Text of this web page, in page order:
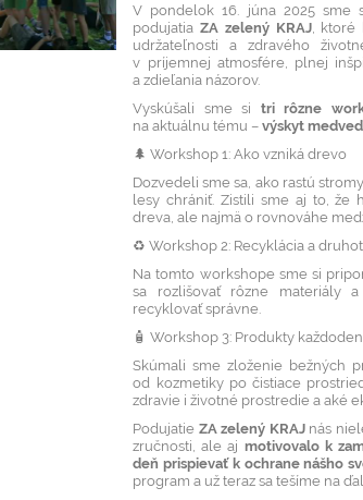
V pondelok 16. júna 2025
podujatiaZA zelený KRAJ, ktoré
udržateľnosti a zdravého
v príjemnej atmosfére, plnej
a zdieľania názorov.
Vyskúšali sme si tri rôzne
na aktuálnu tému –výskyt
🌲 Workshop 1: Ako vzniká drevo
Dozvedeli sme sa, ako rastú
lesy chrániť. Zistili sme aj to, že
dreva, ale najmä o rovnováhe
♻️ Workshop 2: Recyklácia a
Na tomto workshope sme si
sa rozlišovať rôzne materiály
recyklovať správne.
🧴 Workshop 3: Produkty
Skúmali sme zloženie bežných
od kozmetiky po čistiace
zdravie i životné prostredie a aké
Podujatie ZA zelený KRAJnás
zručnosti, ale aj motivovalo k
deň prispievať k ochrane nášho
program a už teraz sa tešíme na